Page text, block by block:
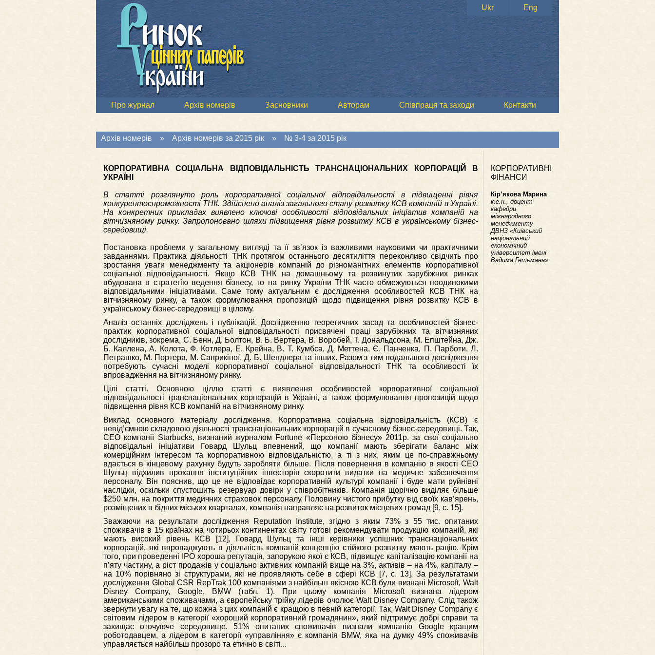
Ukr Eng
Про журнал Архів номерів Засновники Авторам Співпраця та заходи Контакти
Архів номерів » Архів номерів за 2015 рік » № 3-4 за 2015 рік
КОРПОРАТИВНА СОЦІАЛЬНА ВІДПОВІДАЛЬНІСТЬ ТРАНСНАЦІОНАЛЬНИХ КОРПОРАЦІЙ В
УКРАЇНІ
В статті розглянуто роль корпоративної соціальної відповідальності в підвищенні рівня
конкурентоспроможності ТНК. Здійснено аналіз загального стану розвитку КСВ компаній в Україні.
На конкретних прикладах виявлено ключові особливості відповідальних ініціатив компаній на
вітчизняному ринку. Запропоновано шляхи підвищення рівня розвитку КСВ в українському бізнес-
середовищі.
Постановка проблеми у загальному вигляді та її зв’язок із важливими науковими чи практичними
завданнями. Практика діяльності ТНК протягом останнього десятиліття переконливо свідчить про
зростання уваги менеджменту та акціонерів компаній до різноманітних елементів корпоративної
соціальної відповідальності. Якщо КСВ ТНК на домашньому та розвинутих зарубіжних ринках
вбудована в стратегію ведення бізнесу, то на ринку України ТНК часто обмежуються поодинокими
відповідальними ініціативами. Саме тому актуальним є дослідження особливостей КСВ ТНК на
вітчизняному ринку, а також формулювання пропозицій щодо підвищення рівня розвитку КСВ в
українському бізнес-середовищі в цілому.
Аналіз останніх досліджень і публікацій. Дослідженню теоретичних засад та особливостей бізнес-
практик корпоративної соціальної відповідальності присвячені праці зарубіжних та вітчизняних
дослідників, зокрема, С. Бенн, Д. Болтон, В. Б. Вертера, В. Воробей, Т. Дональдсона, М. Епштейна, Дж.
Б. Каллена, А. Колота, Ф. Котлера, Е. Крейна, В. Т. Кумбса, Д. Меттена, Є. Панченка, П. Парботи, Л.
Петрашко, М. Портера, М. Саприкіної, Д. Б. Шендлера та інших. Разом з тим подальшого дослідження
потребують сучасні моделі корпоративної соціальної відповідальності ТНК та особливості їх
впровадження на вітчизняному ринку.
Цілі статті. Основною ціллю статті є виявлення особливостей корпоративної соціальної
відповідальності транснаціональних корпорацій в Україні, а також формулювання пропозицій щодо
підвищення рівня КСВ компаній на вітчизняному ринку.
Виклад основного матеріалу дослідження. Корпоративна соціальна відповідальність (КСВ) є
невід’ємною складовою діяльності транснаціональних корпорацій в сучасному бізнес-середовищі. Так,
CEO компанії Starbucks, визнаний журналом Fortune «Персоною бізнесу» 2011р. за свої соціально
відповідальні ініціативи Говард Шульц впевнений, що компанії мають зберігати баланс між
комерційним інтересом та корпоративною відповідальністю, а ті з них, яким це по-справжньому
вдається в кінцевому рахунку будуть заробляти більше. Після повернення в компанію в якості CEO
Шульц відхилив прохання інституційних інвесторів скоротити видатки на медичне забезпечення
персоналу. Він пояснив, що це не відповідає корпоративній культурі компанії і буде мати руйнівні
наслідки, оскільки спустошить резервуар довіри у співробітників. Компанія щорічно виділяє більше
$250 млн. на покриття медичних страховок персоналу. Половину чистого прибутку від своїх кав’ярень,
розміщених в бідних міських кварталах, компанія направляє на розвиток місцевих громад [9, с. 15].
Зважаючи на результати дослідження Reputation Institute, згідно з яким 73% з 55 тис. опитаних
споживачів в 15 країнах на чотирьох континентах світу готові рекомендувати продукцію компаній, які
мають високий рівень КСВ [12], Говард Шульц та інші керівники успішних транснаціональних
корпорацій, які впроваджують в діяльність компаній концепцію стійкого розвитку мають рацію. Крім
того, при проведенні IPO хороша репутація, запорукою якої є КСВ, підвищує капіталізацію компанії на
п’яту частину, а ріст продажів у соціально активних компаній вище на 3%, активів – на 4%, капіталу –
на 10% порівняно зі структурами, які не проявляють себе в сфері КСВ [7, c. 13]. За результатами
дослідження Global CSR RepTrak 100 компаніями з найбільш якісною КСВ були визнані Microsoft, Walt
Disney Company, Google, BMW (табл. 1). При цьому компанія Microsoft визнана лідером
американськими споживачами, а європейську трійку лідерів очолює Walt Disney Company. Слід також
звернути увагу на те, що кожна з цих компаній є кращою в певній категорії. Так, Walt Disney Company є
світовим лідером в категорії «хороший корпоративний громадянин», який підтримує добрі справи та
захищає оточуюче середовище. 51% опитаних споживачів визнали компанію Google кращим
роботодавцем, а лідером в категорії «управління» є компанія BMW, яка на думку 49% споживачів
управляється найбільш прозоро та етично в світі...
КОРПОРАТИВНІ
ФІНАНСИ
Кір’якова Марина
к.е.н., доцент
кафедри
міжнародного
менеджменту
ДВНЗ «Київський
національний
економічний
університет імені
Вадима Гетьмана»